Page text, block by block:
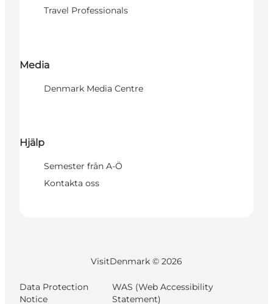
Travel Professionals
Media
Denmark Media Centre
Hjälp
Semester från A-Ö
Kontakta oss
VisitDenmark © 2026
Data Protection
Notice
WAS (Web Accessibility
Statement)